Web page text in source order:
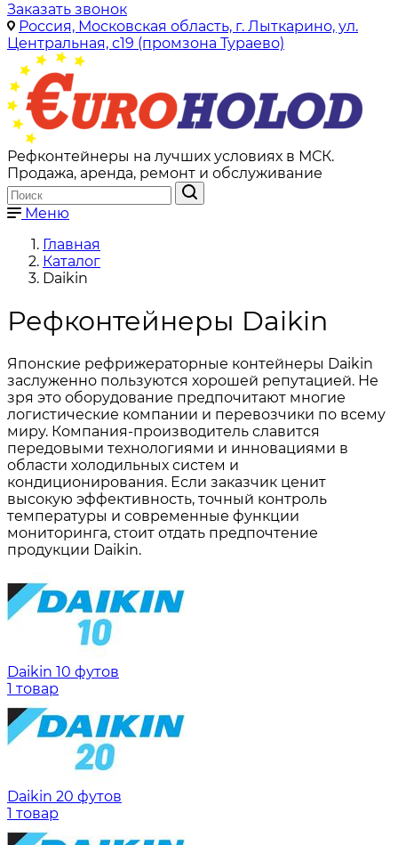
Заказать звонок
Россия, Московская область, г. Лыткарино, ул.
Центральная, с19 (промзона Тураево)
Рефконтейнеры на лучших условиях в МСК.
Продажа, аренда, ремонт и обслуживание
Меню
Главная
Каталог
Daikin
Рефконтейнеры Daikin
Японские рефрижераторные контейнеры Daikin
заслуженно пользуются хорошей репутацией. Не
зря это оборудование предпочитают многие
логистические компании и перевозчики по всему
миру. Компания-производитель славится
передовыми технологиями и инновациями в
области холодильных систем и
кондиционирования. Если заказчик ценит
высокую эффективность, точный контроль
температуры и современные функции
мониторинга, стоит отдать предпочтение
продукции Daikin.
Daikin 10 футов
1 товар
Daikin 20 футов
1 товар